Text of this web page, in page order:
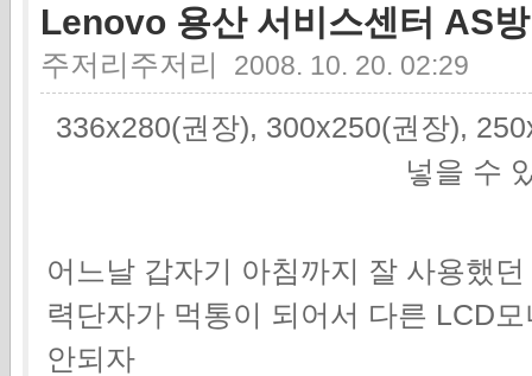
Lenovo 용산 서비스센터 AS
주저리주저리 2008. 10. 20. 02:29
336x280(권장), 300x250(권장),
넣을 수
어느날 갑자기 아침까지 잘 사용했
력단자가 먹통이 되어서 다른 LCD
안되자